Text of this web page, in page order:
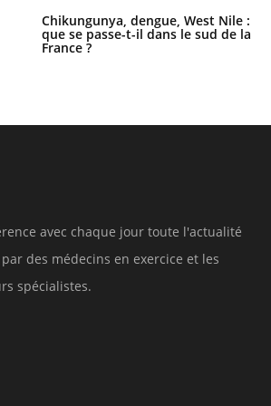
Chikungunya, dengue, West Nile :
que se passe-t-il dans le sud de la
France ?
avec chaque jour toute l'actualité
des médecins en exercice et les
spécialistes.